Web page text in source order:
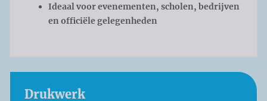
Ideaal voor evenementen, scholen, bedrijven
en officiële gelegenheden
Drukwerk